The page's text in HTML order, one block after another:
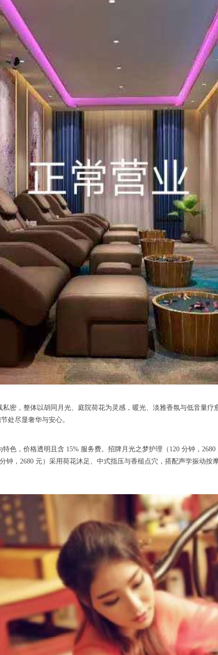
，整体以胡同月光、庭院荷花为灵感，暖光、淡雅香氛与低音量疗
处尽显奢华与安心。
，价格透明且含 15% 服务费。招牌月光之梦护理（120 分钟，
钟，2680 元）采用荷花沐足、中式指压与香槌点穴，搭配声学振动按